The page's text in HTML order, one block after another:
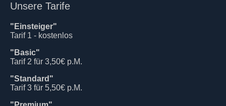
Unsere Tarife
"Einsteiger"
Tarif 1 - kostenlos
"Basic"
Tarif 2 für 3,50€ p.M.
"Standard"
Tarif 3 für 5,50€ p.M.